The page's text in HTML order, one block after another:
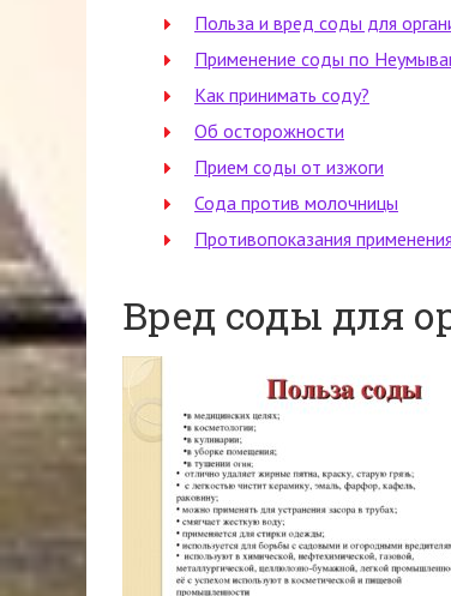
Польза и вред соды для
Применение соды по
Как принимать соду?
Об осторожности
Прием соды от изжоги
Сода против молочницы
Противопоказания
Вред соды для